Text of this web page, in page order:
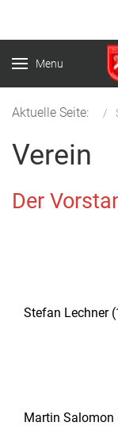
Menu
Aktuelle Seite:
Verein
Der
Stefan Lechner
Martin Salomon